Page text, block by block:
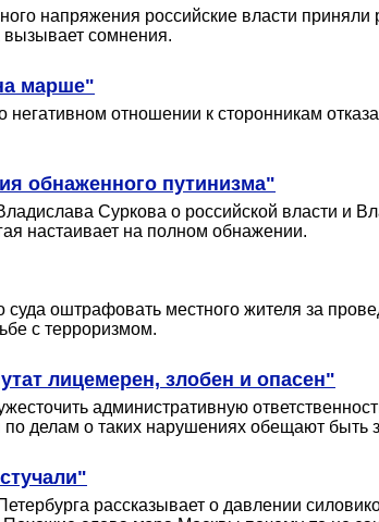
напряжения российские власти
вызывает сомнения.
марше"
негативном отношении к сторонникам
обнаженного путинизма"
Суркова о российской власти
настаивает на полном обнажении.
суда оштрафовать местного жителя за
с терроризмом.
лицемерен, злобен и опасен"
административную
по делам о таких нарушениях обещают
рассказывает о давлении